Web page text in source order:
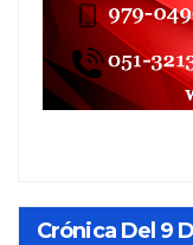
Crónica Del 9